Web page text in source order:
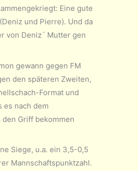
Eine gute
und Pierre). Und da
von Deniz´ Mutter gen
gewann gegen FM
den späteren Zweiten,
Format und
es nach dem
Griff bekommen
Siege, u.a. ein 3,5-0,5
Mannschaftspunktzahl.